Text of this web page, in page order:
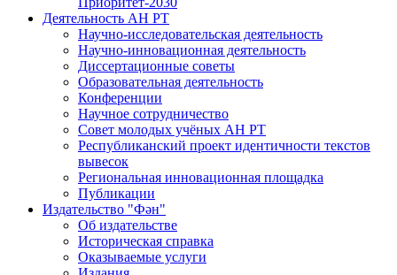
Деятельность АН РТ
Научно-исследовательская деятельность
Научно-инновационная деятельность
Диссертационные советы
Образовательная деятельность
Конференции
Научное сотрудничество
Совет молодых учёных АН РТ
Республиканский проект идентичности текстов
вывесок
Региональная инновационная площадка
Публикации
Издательство "Фән"
Об издательстве
Историческая справка
Оказываемые услуги